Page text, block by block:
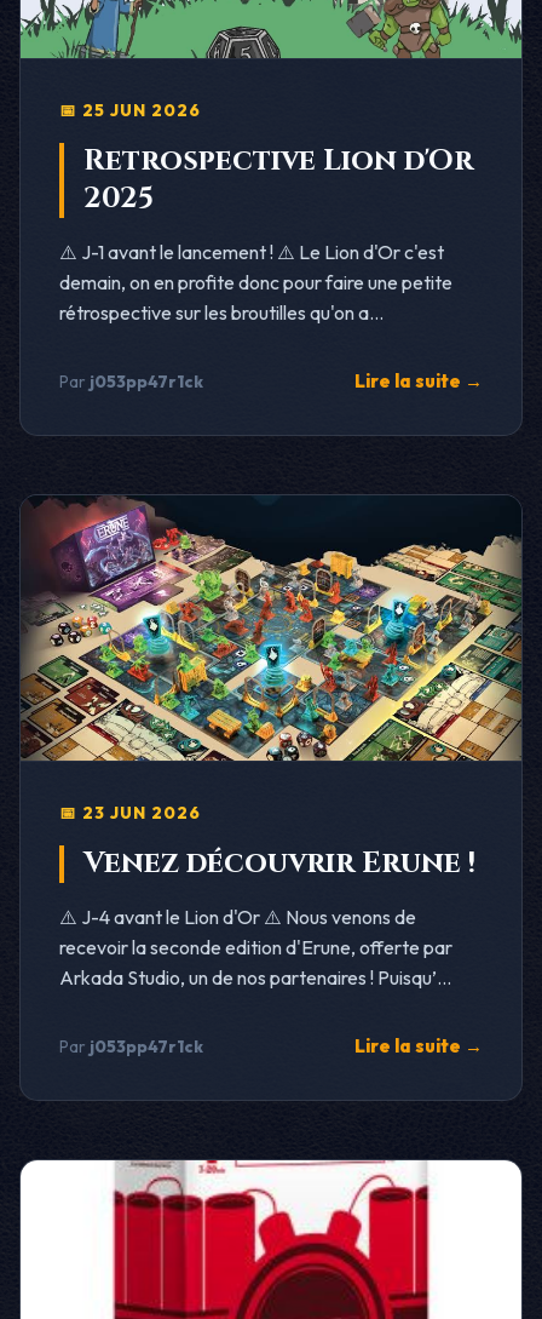
📅 25 JUN 2026
Retrospective Lion d'Or
2025
⚠️ J-1 avant le lancement ! ⚠️ Le Lion d'Or c'est
demain, on en profite donc pour faire une petite
rétrospective sur les broutilles qu'on a...
Par j053pp47r1ck Lire la suite →
📅 23 JUN 2026
Venez découvrir Erune !
⚠️ J-4 avant le Lion d'Or ⚠️ Nous venons de
recevoir la seconde edition d'Erune, offerte par
Arkada Studio, un de nos partenaires ! Puisqu’...
Par j053pp47r1ck Lire la suite →